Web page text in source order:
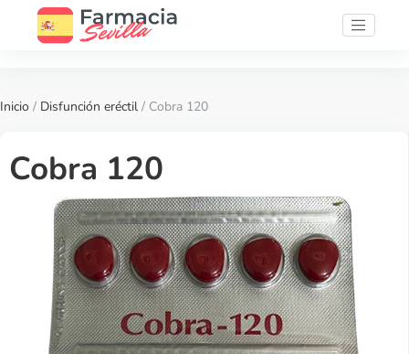
Inicio / Disfunción eréctil / Cobra 120
Cobra 120